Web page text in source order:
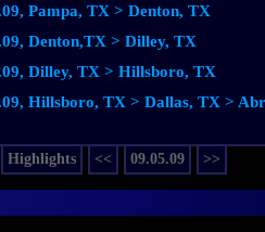
Pampa, TX > Denton, TX
Denton,TX > Dilley, TX
Dilley, TX > Hillsboro, TX
Hillsboro, TX > Dallas, TX >
Highlights << 09.05.09 >>